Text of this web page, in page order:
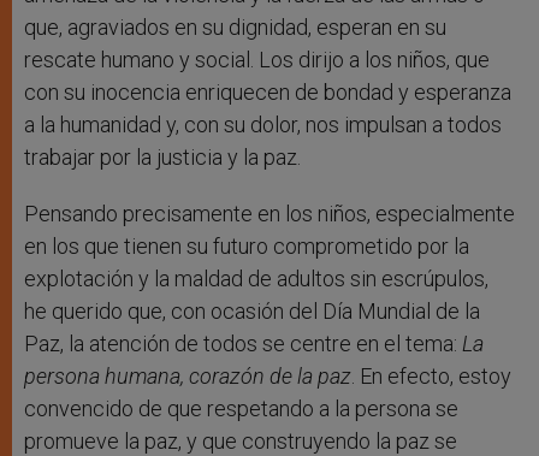
que, agraviados en su dignidad, esperan en su
rescate humano y social. Los dirijo a los niños, que
con su inocencia enriquecen de bondad y esperanza
a la humanidad y, con su dolor, nos impulsan a todos
trabajar por la justicia y la paz.
Pensando precisamente en los niños, especialmente
en los que tienen su futuro comprometido por la
explotación y la maldad de adultos sin escrúpulos,
he querido que, con ocasión del Día Mundial de la
Paz, la atención de todos se centre en el tema: La
persona humana, corazón de la paz. En efecto, estoy
convencido de que respetando a la persona se
promueve la paz, y que construyendo la paz se